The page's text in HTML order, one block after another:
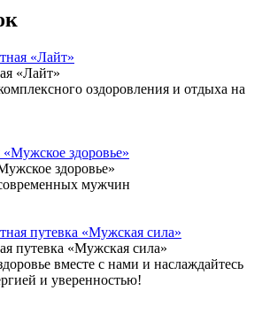
«Лайт»
оздоровления и отдыха на
здоровье»
мужчин
путевка «Мужская сила»
вместе с нами и наслаждайтесь
и уверенностью!